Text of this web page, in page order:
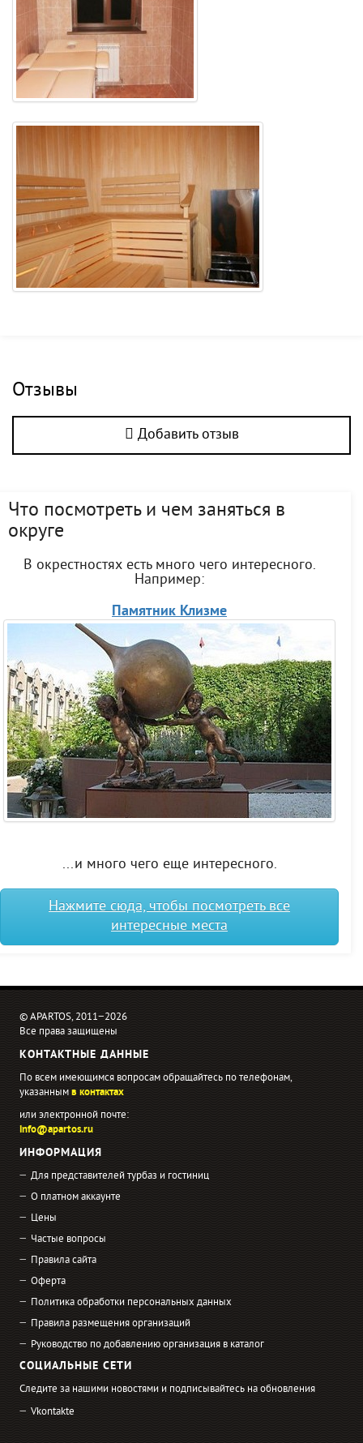
Отзывы
Добавить отзыв
Что посмотреть и чем заняться в
округе
В окрестностях есть много чего интересного.
Например:
Памятник Клизме
...и много чего еще интересного.
Нажмите сюда, чтобы посмотреть все
интересные места
© APARTOS, 2011−2026
Все права защищены
КОНТАКТНЫЕ ДАННЫЕ
По всем имеющимся вопросам обращайтесь по телефонам,
указаннымв контактах
или электронной почте:
info@apartos.ru
ИНФОРМАЦИЯ
Для представителей турбаз и гостиниц
О платном аккаунте
Цены
Частые вопросы
Правила сайта
Оферта
Политика обработки персональных данных
Правила размещения организаций
Руководство по добавлению организация в каталог
СОЦИАЛЬНЫЕ СЕТИ
Следите за нашими новостями и подписывайтесь на обновления
Vkontakte